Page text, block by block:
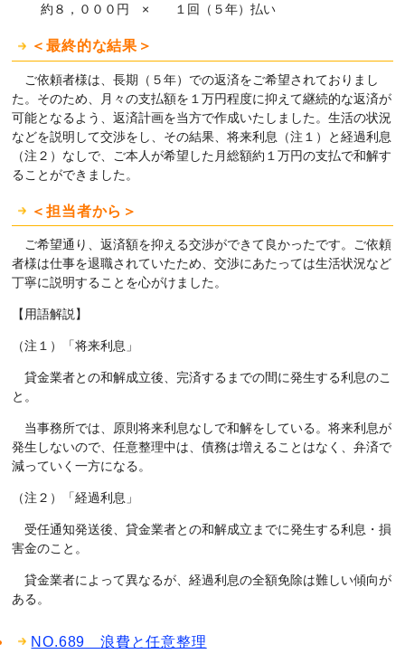
約８，０００円 × １回（５年）払い
＜最終的な結果＞
ご依頼者様は、長期（５年）での返済をご希望されておりまし
た。そのため、月々の支払額を１万円程度に抑えて継続的な返済が
可能となるよう、返済計画を当方で作成いたしました。生活の状況
などを説明して交渉をし、その結果、将来利息（注１）と経過利息
（注２）なしで、ご本人が希望した月総額約１万円の支払で和解す
ることができました。
＜担当者から＞
ご希望通り、返済額を抑える交渉ができて良かったです。ご依頼
者様は仕事を退職されていたため、交渉にあたっては生活状況など
丁寧に説明することを心がけました。
【用語解説】
（注１）「将来利息」
貸金業者との和解成立後、完済するまでの間に発生する利息のこ
と。
当事務所では、原則将来利息なしで和解をしている。将来利息が
発生しないので、任意整理中は、債務は増えることはなく、弁済で
減っていく一方になる。
（注２）「経過利息」
受任通知発送後、貸金業者との和解成立までに発生する利息・損
害金のこと。
貸金業者によって異なるが、経過利息の全額免除は難しい傾向が
ある。
NO.689 浪費と任意整理